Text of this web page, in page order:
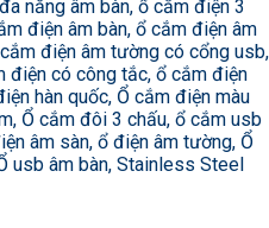
năng âm bàn, ổ cắm điện 3
điện âm bàn, ổ cắm điện âm
điện âm tường có cổng usb,
điện có công tắc, ổ cắm điện
hàn quốc, Ổ cắm điện màu
Ổ cắm đôi 3 chấu, ổ cắm usb
âm sàn, ổ điện âm tường, Ổ
usb âm bàn, Stainless Steel